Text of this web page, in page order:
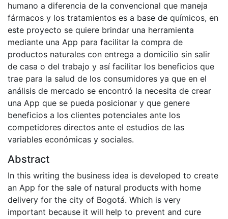
humano a diferencia de la convencional que maneja
fármacos y los tratamientos es a base de químicos, en
este proyecto se quiere brindar una herramienta
mediante una App para facilitar la compra de
productos naturales con entrega a domicilio sin salir
de casa o del trabajo y así facilitar los beneficios que
trae para la salud de los consumidores ya que en el
análisis de mercado se encontró la necesita de crear
una App que se pueda posicionar y que genere
beneficios a los clientes potenciales ante los
competidores directos ante el estudios de las
variables económicas y sociales.
Abstract
In this writing the business idea is developed to create
an App for the sale of natural products with home
delivery for the city of Bogotá. Which is very
important because it will help to prevent and cure